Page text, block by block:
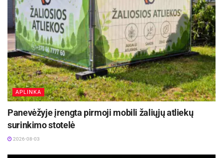
APLINKA
Panevėžyje įrengta pirmoji mobili žaliųjų atliekų
surinkimo stotelė
2026-08-03